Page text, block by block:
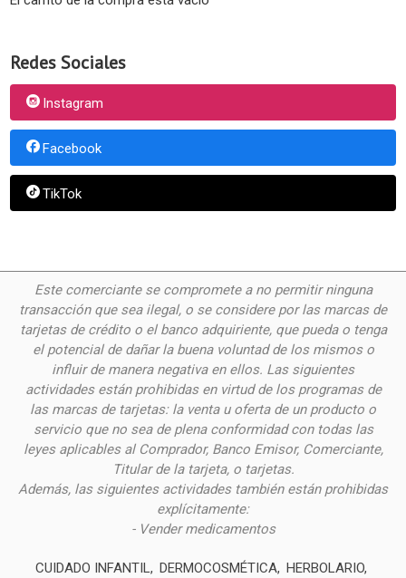
Redes Sociales
Instagram
Facebook
TikTok
Este comerciante se compromete a no permitir ninguna
transacción que sea ilegal, o se considere por las marcas de
tarjetas de crédito o el banco adquiriente, que pueda o tenga
el potencial de dañar la buena voluntad de los mismos o
influir de manera negativa en ellos. Las siguientes
actividades están prohibidas en virtud de los programas de
las marcas de tarjetas: la venta u oferta de un producto o
servicio que no sea de plena conformidad con todas las
leyes aplicables al Comprador, Banco Emisor, Comerciante,
Titular de la tarjeta, o tarjetas.
Además, las siguientes actividades también están prohibidas
explícitamente:
- Vender medicamentos
CUIDADO INFANTIL DERMOCOSMÉTICA HERBOLARIO